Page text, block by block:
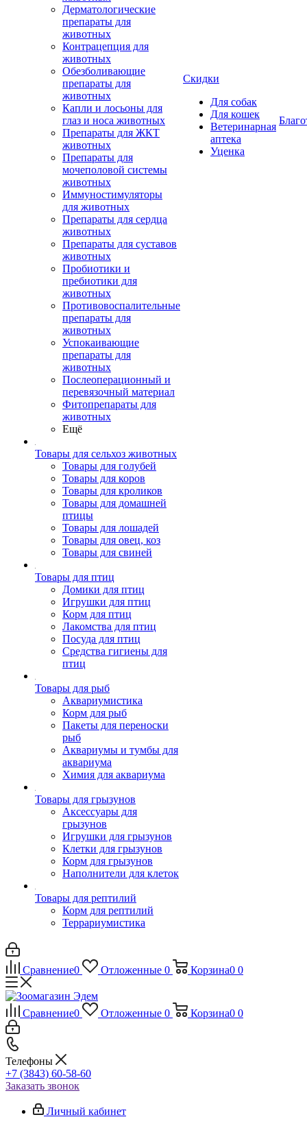
Дерматологические
препараты для
животных
Контрацепция для
животных
Обезболивающие
препараты для
животных
Капли и лосьоны для
глаз и носа животных
Препараты для ЖКТ
животных
Препараты для
мочеполовой системы
животных
Иммуностимуляторы
для животных
Препараты для сердца
животных
Препараты для суставов
животных
Пробиотики и
пребиотики для
животных
Противовоспалительные
препараты для
животных
Успокаивающие
препараты для
животных
Послеоперационный и
перевязочный материал
Фитопрепараты для
животных
Ещё
Товары для сельхоз животных
Товары для голубей
Товары для коров
Товары для кроликов
Товары для домашней
птицы
Товары для лошадей
Товары для овец, коз
Товары для свиней
Товары для птиц
Домики для птиц
Игрушки для птиц
Корм для птиц
Лакомства для птиц
Посуда для птиц
Средства гигиены для
птиц
Товары для рыб
Аквариумистика
Корм для рыб
Пакеты для переноски
рыб
Аквариумы и тумбы для
аквариума
Химия для аквариума
Товары для грызунов
Аксессуары для
грызунов
Игрушки для грызунов
Клетки для грызунов
Корм для грызунов
Наполнители для клеток
Товары для рептилий
Корм для рептилий
Террариумистика
Скидки
Для собак
Для кошек
Ветеринарная
аптека
Уценка
Сравнение0 Отложенные 0 Корзина0 0
Сравнение0 Отложенные 0 Корзина0 0
Телефоны
+7 (3843) 60-58-60
Заказать звонок
Личный кабинет